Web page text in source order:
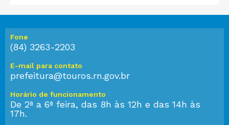
Fone
(84) 3263-2203
E-mail para contato
prefeitura@touros.rn.gov.br
Horário de funcionamento
De 2ª a 6ª feira, das 8h às 12h e das 14h às
17h.